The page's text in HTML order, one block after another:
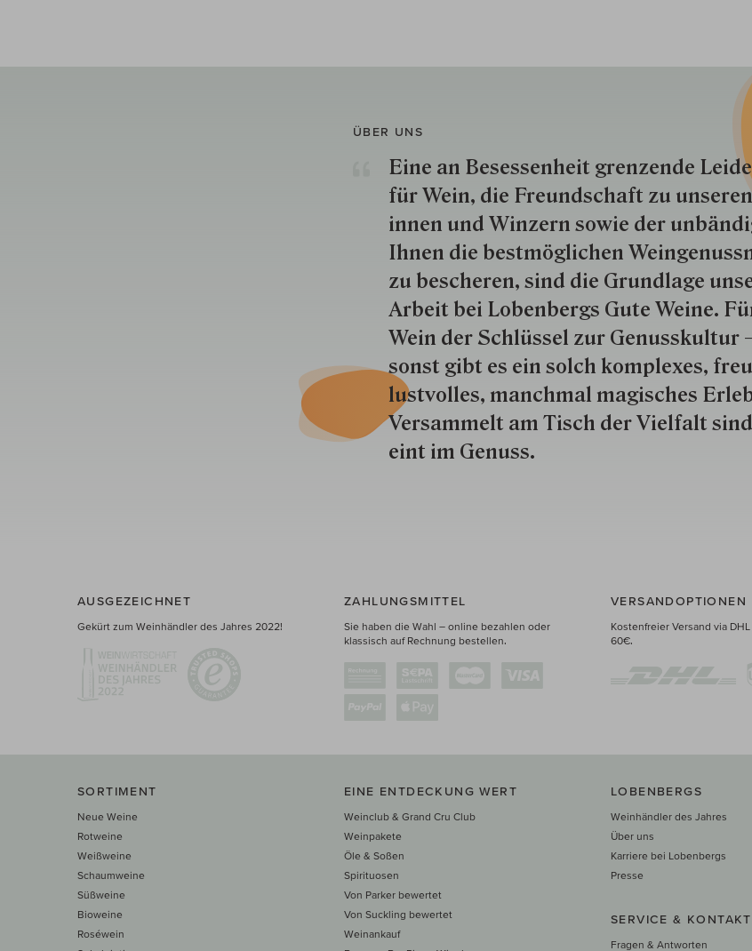
ÜBER UNS
Eine an Besessenheit gren­zende
für Wein, die Freund­schaft zu
innen und Win­zern so­wie der
Ihnen die best­mög­lich­en
zu besche­ren, sind die Grund­lage
Arbeit bei Lobenbergs Gute Weine.
Wein der Schlüs­sel zur Genuss­kultur
sonst gibt es ein solch kom­plexes,
lustvolles, manchmal ma­gisch­es
Versammelt am Tisch der Vielfalt
eint im Genuss.
AUSGEZEICHNET
Gekürt zum Weinhändler des Jahres 2022!
ZAHLUNGSMITTEL
Sie haben die Wahl – online bezahlen oder
klassisch auf Rechnung bestellen.
VERSANDOPTIONEN
Kostenfreier Versand via
60€.
SORTIMENT
Neue Weine
Rotweine
Weißweine
Schaumweine
Süßweine
Bioweine
Roséwein
EINE ENTDECKUNG WERT
Weinclub & Grand Cru Club
Weinpakete
Öle & Soßen
Spirituosen
Von Parker bewertet
Von Suckling bewertet
Weinankauf
LOBENBERGS
Weinhändler des Jahres
Über uns
Karriere bei Lobenbergs
Presse
SERVICE & KONTAKT
Fragen & Antworten